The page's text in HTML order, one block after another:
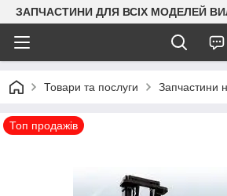
ЗАПЧАСТИНИ ДЛЯ ВСІХ МОДЕЛЕЙ
Товари та послуги Запчастини
Топ продажів